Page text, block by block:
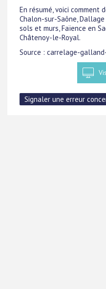
En résumé, voici comment
Chalon-sur-Saône,
sols et murs, Faïence en
Châtenoy-le-Royal.
Source : carrelage-